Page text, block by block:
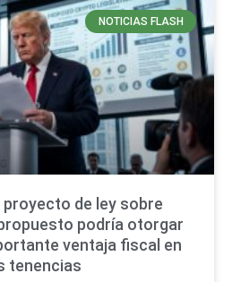
NOTICIAS FLASH
proyecto de ley sobre
podría otorgar
ventaja fiscal en
tenencias